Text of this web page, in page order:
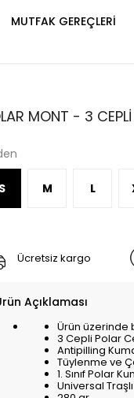
MUTFAK GEREÇLERİ
MONT - 3 CEPLİ
S M L
Ücretsiz kargo
Açıklaması
Ürün üzerinde
3 Cepli Polar
Antipilling
Tüylenme ve
1. Sınıf Polar
Universal